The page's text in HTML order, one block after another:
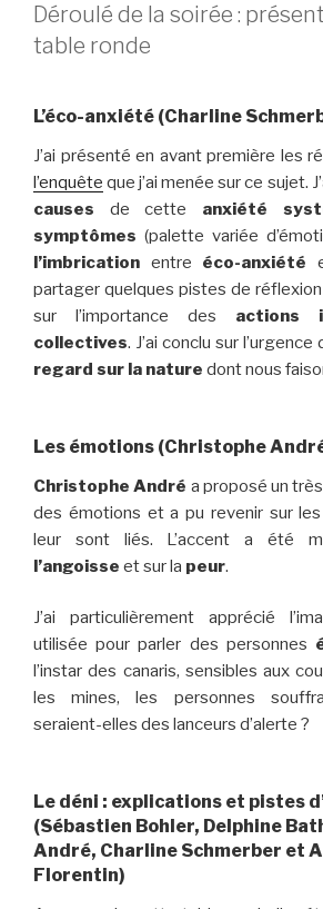
Déroulé de la soirée :
table ronde
L’éco-anxiété (Charline
J’ai présenté en avant première les
l’enquête que j’ai menée sur ce sujet.
causes de cette anxiété
symptômes (palette variée
l’imbrication entre éco-anxiété
partager quelques pistes de
sur l’importance des actions
collectives. J’ai conclu sur
regard sur la nature dont nous
Les émotions (Christophe
Christophe André a proposé un
des émotions et a pu revenir sur les
leur sont liés. L’accent a été
l’angoisse et sur la peur.
J’ai particulièrement apprécié
utilisée pour parler des personnes
l’instar des canaris, sensibles aux
les mines, les personnes
seraient-elles des lanceurs d’alerte ?
Le déni : explications et pistes
(Sébastien Bohler, Delphine
André, Charline Schmerber et
Florentin)